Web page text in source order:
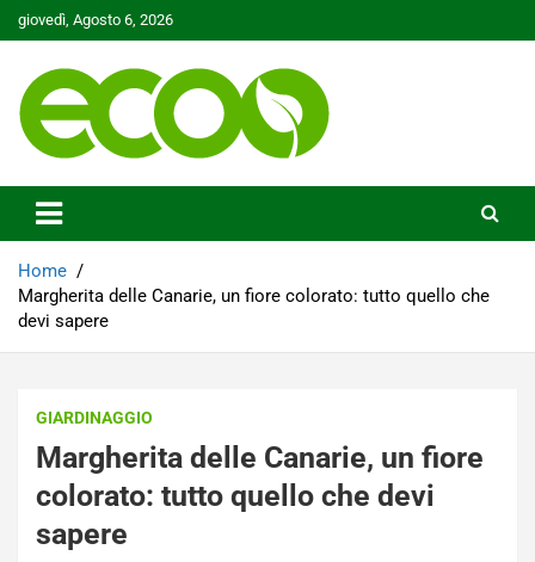
Skip
to
giovedì, Agosto 6, 2026
Ecoo.it
Home
Margherita delle Canarie, un fiore colorato: tutto quello che
devi sapere
GIARDINAGGIO
Margherita delle Canarie, un fiore
colorato: tutto quello che devi
sapere